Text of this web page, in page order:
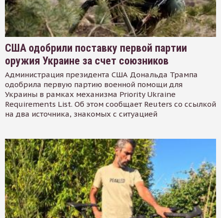
США одобрили поставку первой партии
оружия Украине за счет союзников
Администрация президента США Дональда Трампа
одобрила первую партию военной помощи для
Украины в рамках механизма Priority Ukraine
Requirements List. Об этом сообщает Reuters со ссылкой
на два источника, знакомых с ситуацией